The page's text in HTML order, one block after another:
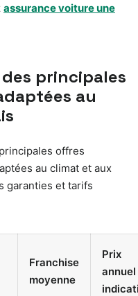
assurance voiture une
principales
au
offres
au climat et aux
garanties et tarifs
Franchise
moyenne
Prix
annuel